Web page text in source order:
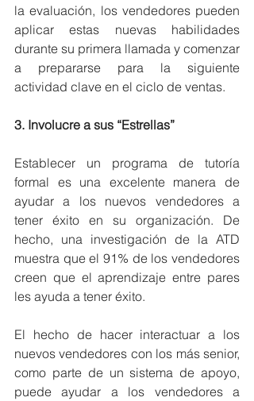
la evaluación, los vendedores pueden
aplicar estas nuevas habilidades
durante su primera llamada y comenzar
a prepararse para la siguiente
actividad clave en el ciclo de ventas.
3. Involucre a sus “Estrellas”
Establecer un programa de tutoría
formal es una excelente manera de
ayudar a los nuevos vendedores a
tener éxito en su organización. De
hecho, una investigación de la ATD
muestra que el 91% de los vendedores
creen que el aprendizaje entre pares
les ayuda a tener éxito.
El hecho de hacer interactuar a los
nuevos vendedores con los más senior,
como parte de un sistema de apoyo,
puede ayudar a los vendedores a